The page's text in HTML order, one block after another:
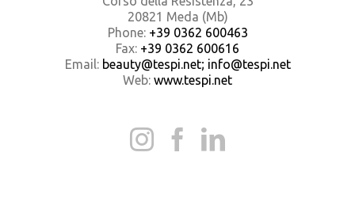
20821 Meda (Mb)
Phone: +39 0362 600463
Fax: +39 0362 600616
Email: beauty@tespi.net; info@tespi.net
Web: www.tespi.net